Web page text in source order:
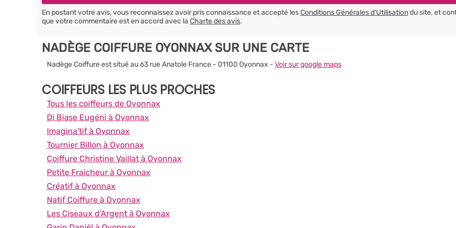
En postant votre avis, vous reconnaissez avoir pris connaissance et accepté lesConditions Générales d’Utilisationdu site, et
que votre commentaire est en accord avec la Charte des avis.
NADÈGE COIFFURE OYONNAX SUR UNE CARTE
Nadège Coiffure est situé au 63 rue Anatole France - 01100 Oyonnax - Voir sur google maps
COIFFEURS LES PLUS PROCHES
Tous les coiffeurs de Oyonnax
Di Biase Eugéni à Oyonnax
Imagina'tif à Oyonnax
Tournier Billon à Oyonnax
Coiffure Christine Vaillat à Oyonnax
Petite Fraicheur à Oyonnax
Créatif à Oyonnax
Natif Coiffure à Oyonnax
Les Ciseaux d'Argent à Oyonnax